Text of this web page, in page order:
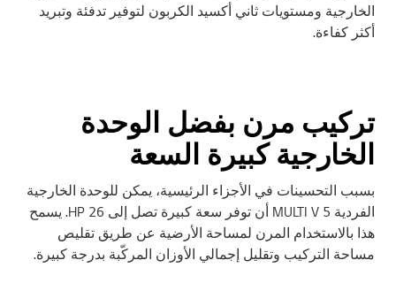
الخارجية ومستويات ثاني أكسيد الكربون لتوفير تدفئة وتبريد
أكثر كفاءة.
تركيب مرن بفضل الوحدة
الخارجية كبيرة السعة
بسبب التحسينات في الأجزاء الرئيسية، يمكن للوحدة الخارجية
الفردية MULTI V 5 أن توفر سعة كبيرة تصل إلى 26 HP. يسمح
هذا بالاستخدام المرن لمساحة الأرضية عن طريق تقليص
مساحة التركيب وتقليل إجمالي الأوزان المركّبة بدرجة كبيرة.